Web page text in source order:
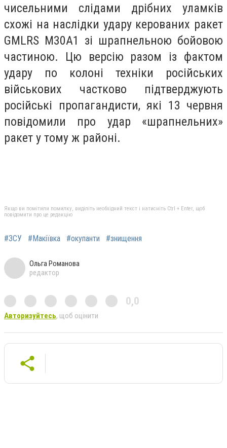
чисельними слідами дрібних уламків
схожі на наслідки удару керованих ракет
GMLRS M30A1 зі шрапнельною бойовою
частиною. Цю версію разом із фактом
удару по колоні техніки російських
військових частково підтверджують
російські пропагандисти, які 13 червня
повідомили про удар «шрапнельних»
ракет у тому ж районі.
Якщо ви помітили помилку, виділіть необхідний текст і натисніть Ctrl + Enter, щоб
повідомити про це редакцію
#ЗСУ #Макіївка #окупанти #знищення
Ольга Романова
редактор
0,0
Авторизуйтесь, щоб оцінити